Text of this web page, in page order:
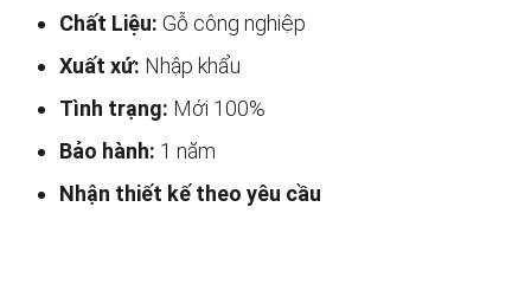
Chất Liệu: Gỗ công nghiệp
Xuất xứ: Nhập khẩu
Tình trạng: Mới 100%
Bảo hành: 1 năm
Nhận thiết kế theo yêu cầu